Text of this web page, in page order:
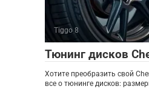
Tiggo 8
Тюнинг дисков
Хотите преобразить свой
все о тюнинге дисков: